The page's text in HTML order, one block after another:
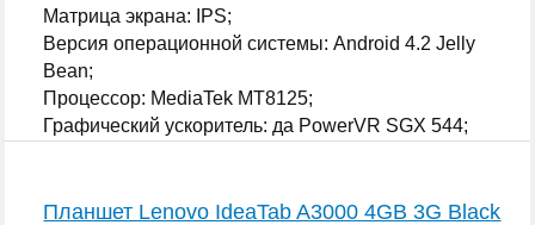
Матрица экрана: IPS;
Версия операционной системы: Android 4.2 Jelly
Bean;
Процессор: MediaTek MT8125;
Графический ускоритель: да PowerVR SGX 544;
Планшет Lenovo IdeaTab A3000 4GB 3G Black